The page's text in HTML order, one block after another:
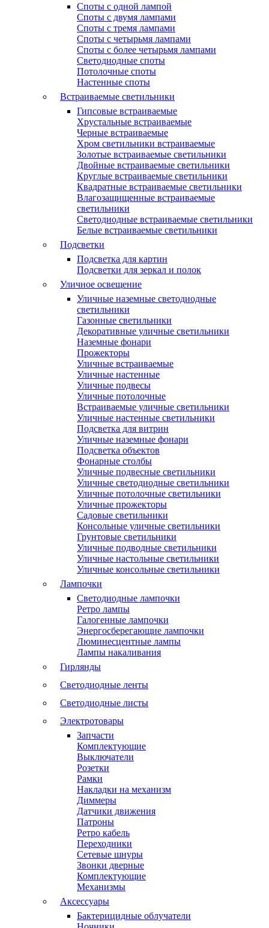
Споты с одной лампой
Споты с двумя лампами
Споты с тремя лампами
Споты с четырьмя лампами
Споты с более четырьмя лампами
Светодиодные споты
Потолочные споты
Настенные споты
Встраиваемые светильники
Гипсовые встраиваемые
Хрустальные встраиваемые
Черные встраиваемые
Хром светильники встраиваемые
Золотые встраиваемые светильники
Двойные встраиваемые светильники
Круглые встраиваемые светильники
Квадратные встраиваемые светильники
Влагозащищенные встраиваемые
светильники
Светодиодные встраиваемые светильники
Белые встраиваемые светильники
Подсветки
Подсветка для картин
Подсветки для зеркал и полок
Уличное освещение
Уличные наземные светодиодные
светильники
Газонные светильники
Декоративные уличные светильники
Наземные фонари
Прожекторы
Уличные встраиваемые
Уличные настенные
Уличные подвесы
Уличные потолочные
Встраиваемые уличные светильники
Уличные настенные светильники
Подсветка для витрин
Уличные наземные фонари
Подсветка объектов
Фонарные столбы
Уличные подвесные светильники
Уличные светодиодные светильники
Уличные потолочные светильники
Уличные прожекторы
Садовые светильники
Консольные уличные светильники
Грунтовые светильники
Уличные подводные светильники
Уличные настольные светильники
Уличные консольные светильники
Лампочки
Светодиодные лампочки
Ретро лампы
Галогенные лампочки
Энергосберегающие лампочки
Люминесцентные лампы
Лампы накаливания
Гирлянды
Светодиодные ленты
Светодиодные листы
Электротовары
Запчасти
Комплектующие
Выключатели
Розетки
Рамки
Накладки на механизм
Диммеры
Датчики движения
Патроны
Ретро кабель
Переходники
Сетевые шнуры
Звонки дверные
Комплектующие
Механизмы
Аксессуары
Бактерицидные облучатели